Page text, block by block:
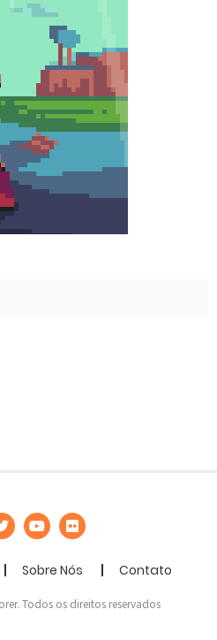
Sobre Nós Contato
Todos os direitos reservados